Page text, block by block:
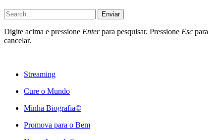
Enviar
Digite acima e pressione Enterpara pesquisar. Pressione Esc para
cancelar.
Streaming
Cure o Mundo
Minha Biografia©
Promova para o Bem